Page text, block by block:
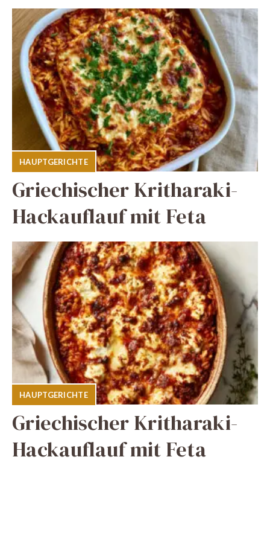
HAUPTGERICHTE
Griechischer Kritharaki-
Hackauflauf mit Feta
HAUPTGERICHTE
Griechischer Kritharaki-
Hackauflauf mit Feta